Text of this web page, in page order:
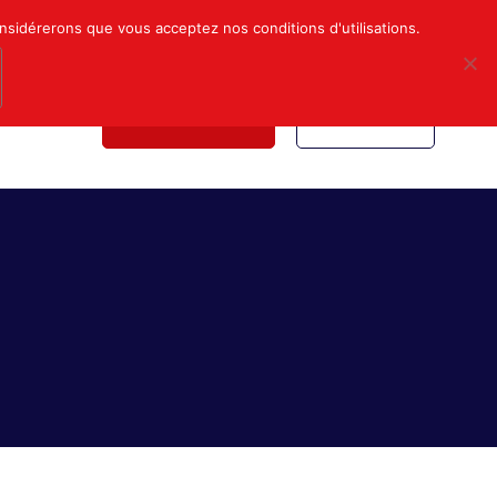
Mon compte Nous contacter
que vous acceptez nos conditions d'utilisations.